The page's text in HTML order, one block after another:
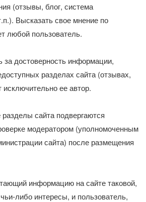
(отзывы, блог, система
Высказать свое мнение по
любой пользователь.
за достоверность информации,
разделах сайта (отзывах,
исключительно ее автор.
сайта подвергаются
модератором (уполномоченным
сайта) после размещения
информацию на сайте таковой,
либо интересы, и пользователь,